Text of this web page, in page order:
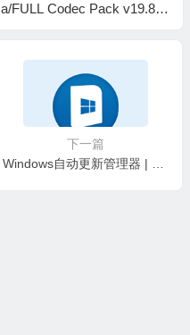
a/FULL Codec Pack v19.8.5
下一篇
Windows自动更新管理器 | WAU Manager v3.8.7.0 汉化绿色版